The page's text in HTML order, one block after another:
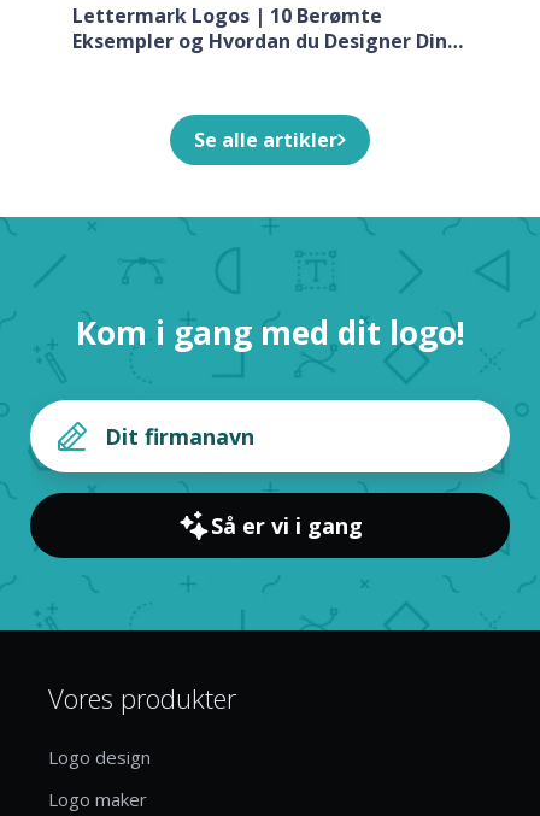
Lettermark Logos | 10 Berømte
Eksempler og Hvordan du Designer Din
Se alle artikler
Kom i gang med dit logo!
Så er vi i gang
Vores produkter
Logo design
Logo maker